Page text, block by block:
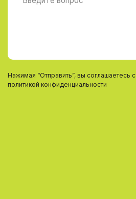
Нажимая “Отправить”, вы соглашаетесь с
политикой конфиденциальности